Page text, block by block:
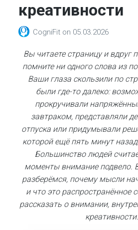
креативности
CogniFit on 05.03.2026
Вы читаете страницу и вдруг
помните ни одного слова из
Ваши глаза скользили по
были где-то далеко:
прокручивали
завтраком, представляли
отпуска или придумывали
которой ещё пять минут
Большинство людей
моменты внимание подвело.
разберёмся, почему мысли
и что это распространённое
рассказать о внимании,
креативности.